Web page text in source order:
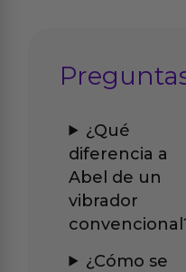
¿Qué
diferencia a
Abel de un
vibrador
¿Cómo se